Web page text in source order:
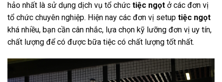
hảo nhất là sử dụng dịch vụ tổ chức tiệc ngọt ở các đơn vị
tổ chức chuyên nghiệp. Hiện nay các đơn vị setup tiệc ngọt
khá nhiều, bạn cần cân nhắc, lựa chọn kỹ lưỡng đơn vị uy tín,
chất lượng để có được bữa tiệc có chất lượng tốt nhất.